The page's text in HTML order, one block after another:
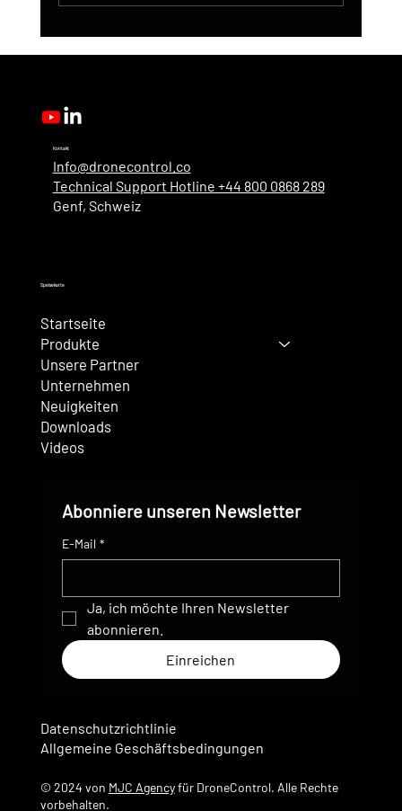
Kontakt
Info@dronecontrol.co
Technical Support Hotline +44 800 0868 289
Genf, Schweiz
Speisekarte
Startseite
Produkte
Unsere Partner
Unternehmen
Neuigkeiten
Downloads
Videos
Abonniere unseren Newsletter
E-Mail *
Ja, ich möchte Ihren Newsletter
abonnieren.
Einreichen
© 2024 von MJC Agencyfür DroneControl. Alle Rechte
vorbehalten.
Allgemeine Geschäftsbedingungen
Datenschutzrichtlinie